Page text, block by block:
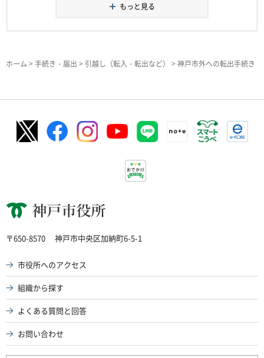
もっと見る
ホーム > 手続き・届出 > 引越し（転入・転出など） > 神戸市外への転出手続き
神戸市役所
〒650-8570 神戸市中央区加納町6-5-1
市役所へのアクセス
組織から探す
よくある質問と回答
お問い合わせ